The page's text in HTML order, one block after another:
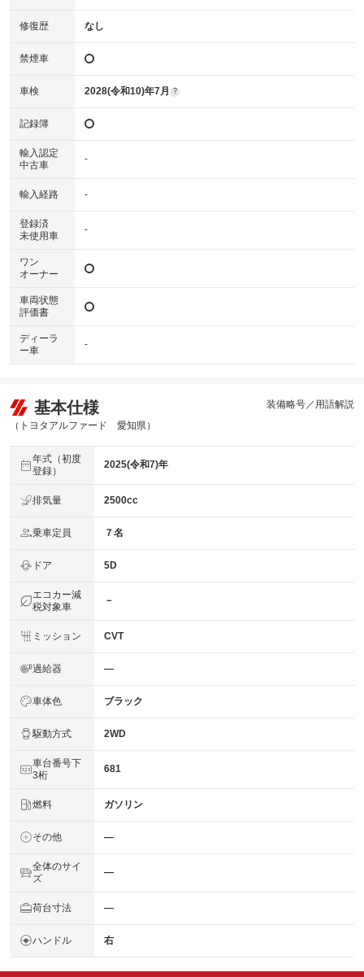
修復歴 なし
禁煙車
車検 2028(令和10)年7月 ?
記録簿
輸入認定
中古車
-
輸入経路 -
登録済
未使用車
-
ワン
オーナー
車両状態
評価書
ディーラ
ー車
-
基本仕様
（トヨタアルファード 愛知県）
装備略号／用語解説
年式（初度
登録）
2025(令和7)年
排気量 2500cc
乗車定員 ７名
ドア 5D
エコカー減
税対象車
－
ミッション CVT
過給器 ―
車体色 ブラック
駆動方式 2WD
車台番号下
3桁
681
燃料 ガソリン
その他 ―
全体のサイ
ズ
―
荷台寸法 ―
ハンドル 右